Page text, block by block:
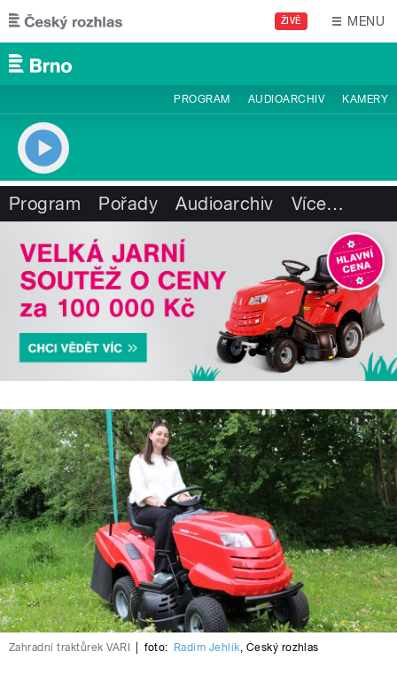
Přejít k hlavnímu obsahu
ŽIVĚ MENU
PROGRAM AUDIOARCHIV KAMERY
Program Pořady Audioarchiv Více…
Zahradní traktůrek VARI foto: Radim Jehlík Český rozhlas